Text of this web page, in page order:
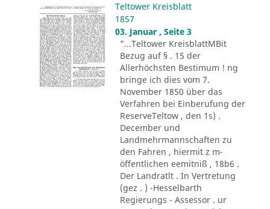
Teltower Kreisblatt
1857
03. Januar , Seite 3
"...Teltower KreisblattMBit
Bezug auf § . 15 der
Allerhöchsten Bestimum ! ng
bringe ich dies vom 7.
November 1850 über das
Verfahren bei Einberufung der
ReserveTeltow , den 1s) .
December und
Landmehrmannschaften zu
den Fahren , hiermit z m-
öffentlichen eemitniß , 18b6 .
Der Landratlt . In Vertretung
(gez . ) -Hesselbarth
Regierungs - Assessor . ur